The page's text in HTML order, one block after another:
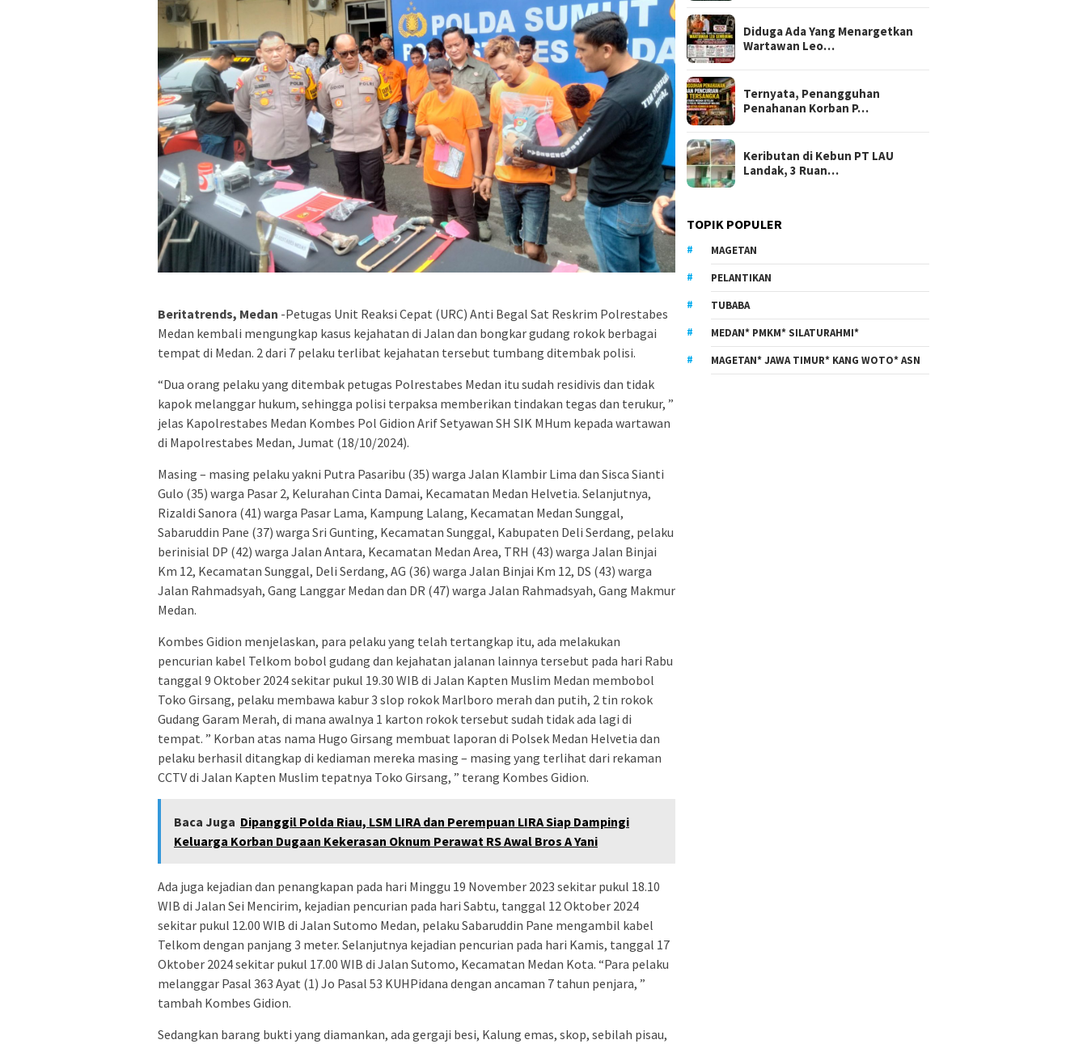
Beritatrends, Medan -Petugas Unit Reaksi Cepat (URC) Anti Begal Sat Reskrim Polrestabes
Medan kembali mengungkap kasus kejahatan di Jalan dan bongkar gudang rokok berbagai
tempat di Medan. 2 dari 7 pelaku terlibat kejahatan tersebut tumbang ditembak polisi.
“Dua orang pelaku yang ditembak petugas Polrestabes Medan itu sudah residivis dan tidak
kapok melanggar hukum, sehingga polisi terpaksa memberikan tindakan tegas dan terukur, ”
jelas Kapolrestabes Medan Kombes Pol Gidion Arif Setyawan SH SIK MHum kepada wartawan
di Mapolrestabes Medan, Jumat (18/10/2024).
Masing – masing pelaku yakni Putra Pasaribu (35) warga Jalan Klambir Lima dan Sisca Sianti
Gulo (35) warga Pasar 2, Kelurahan Cinta Damai, Kecamatan Medan Helvetia. Selanjutnya,
Rizaldi Sanora (41) warga Pasar Lama, Kampung Lalang, Kecamatan Medan Sunggal,
Sabaruddin Pane (37) warga Sri Gunting, Kecamatan Sunggal, Kabupaten Deli Serdang, pelaku
berinisial DP (42) warga Jalan Antara, Kecamatan Medan Area, TRH (43) warga Jalan Binjai
Km 12, Kecamatan Sunggal, Deli Serdang, AG (36) warga Jalan Binjai Km 12, DS (43) warga
Jalan Rahmadsyah, Gang Langgar Medan dan DR (47) warga Jalan Rahmadsyah, Gang Makmur
Medan.
Kombes Gidion menjelaskan, para pelaku yang telah tertangkap itu, ada melakukan
pencurian kabel Telkom bobol gudang dan kejahatan jalanan lainnya tersebut pada hari Rabu
tanggal 9 Oktober 2024 sekitar pukul 19.30 WIB di Jalan Kapten Muslim Medan membobol
Toko Girsang, pelaku membawa kabur 3 slop rokok Marlboro merah dan putih, 2 tin rokok
Gudang Garam Merah, di mana awalnya 1 karton rokok tersebut sudah tidak ada lagi di
tempat. ” Korban atas nama Hugo Girsang membuat laporan di Polsek Medan Helvetia dan
pelaku berhasil ditangkap di kediaman mereka masing – masing yang terlihat dari rekaman
CCTV di Jalan Kapten Muslim tepatnya Toko Girsang, ” terang Kombes Gidion.
Baca Juga Dipanggil Polda Riau, LSM LIRA dan Perempuan LIRA Siap Dampingi
Keluarga Korban Dugaan Kekerasan Oknum Perawat RS Awal Bros A Yani
Ada juga kejadian dan penangkapan pada hari Minggu 19 November 2023 sekitar pukul 18.10
WIB di Jalan Sei Mencirim, kejadian pencurian pada hari Sabtu, tanggal 12 Oktober 2024
sekitar pukul 12.00 WIB di Jalan Sutomo Medan, pelaku Sabaruddin Pane mengambil kabel
Telkom dengan panjang 3 meter. Selanjutnya kejadian pencurian pada hari Kamis, tanggal 17
Oktober 2024 sekitar pukul 17.00 WIB di Jalan Sutomo, Kecamatan Medan Kota. “Para pelaku
melanggar Pasal 363 Ayat (1) Jo Pasal 53 KUHPidana dengan ancaman 7 tahun penjara, ”
tambah Kombes Gidion.
Sedangkan barang bukti yang diamankan, ada gergaji besi, Kalung emas, skop, sebilah pisau,
Diduga Ada Yang Menargetkan
Wartawan Leo…
Ternyata, Penangguhan
Penahanan Korban P…
Keributan di Kebun PT LAU
Landak, 3 Ruan…
TOPIK POPULER
MAGETAN
PELANTIKAN
TUBABA
MEDAN* PMKM* SILATURAHMI*
MAGETAN* JAWA TIMUR* KANG WOTO* ASN